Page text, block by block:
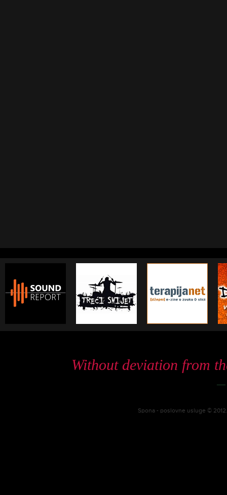
Without deviation from
—
Spona - poslovne usluge ©